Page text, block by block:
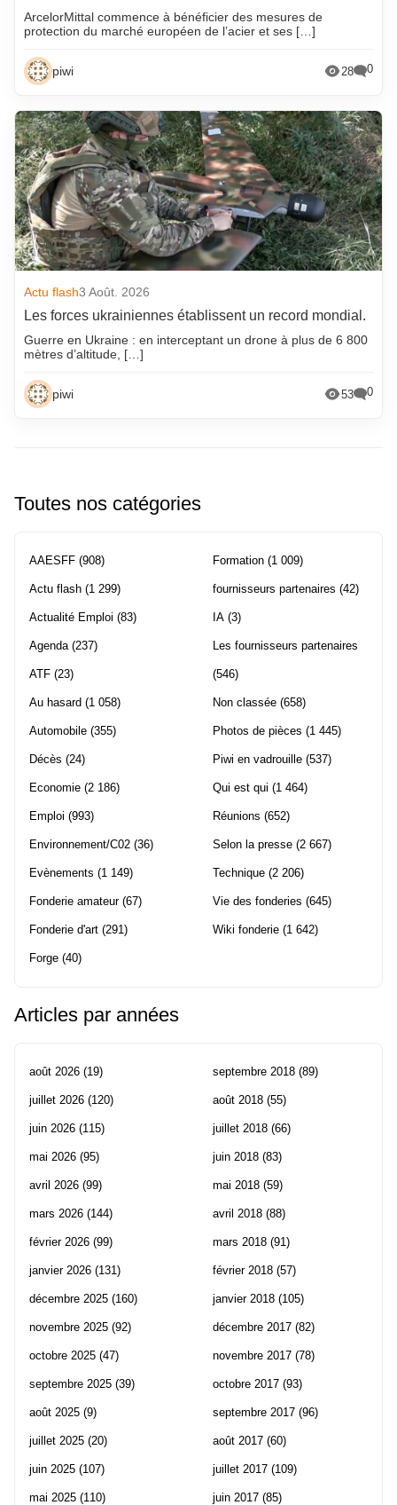
ArcelorMittal commence à bénéficier des mesures de
protection du marché européen de l’acier et ses […]
piwi 28 0
Actu flash3 Août. 2026
Les forces ukrainiennes établissent un record mondial.
Guerre en Ukraine : en interceptant un drone à plus de 6 800
mètres d’altitude, […]
piwi 53 0
Toutes nos catégories
AAESFF (908)
Actu flash (1 299)
Actualité Emploi (83)
Agenda (237)
ATF (23)
Au hasard (1 058)
Automobile (355)
Décès (24)
Economie (2 186)
Emploi (993)
Environnement/C02 (36)
Evènements (1 149)
Fonderie amateur(67)
Fonderie d'art (291)
Forge (40)
Formation (1 009)
fournisseurs partenaires (42)
IA (3)
Les fournisseurs partenaires
(546)
Non classée (658)
Photos de pièces (1 445)
Piwi en vadrouille (537)
Qui est qui (1 464)
Réunions (652)
Selon la presse (2 667)
Technique (2 206)
Vie des fonderies (645)
Wiki fonderie (1 642)
Articles par années
août 2026 (19)
juillet 2026 (120)
juin 2026 (115)
mai 2026 (95)
avril 2026 (99)
mars 2026 (144)
février 2026 (99)
janvier 2026 (131)
décembre 2025 (160)
novembre 2025 (92)
octobre 2025 (47)
septembre 2025 (39)
août 2025 (9)
juillet 2025 (20)
juin 2025 (107)
mai 2025 (110)
septembre 2018 (89)
août 2018 (55)
juillet 2018 (66)
juin 2018 (83)
mai 2018 (59)
avril 2018 (88)
mars 2018 (91)
février 2018 (57)
janvier 2018 (105)
décembre 2017 (82)
novembre 2017 (78)
octobre 2017 (93)
septembre 2017 (96)
août 2017 (60)
juillet 2017 (109)
juin 2017 (85)